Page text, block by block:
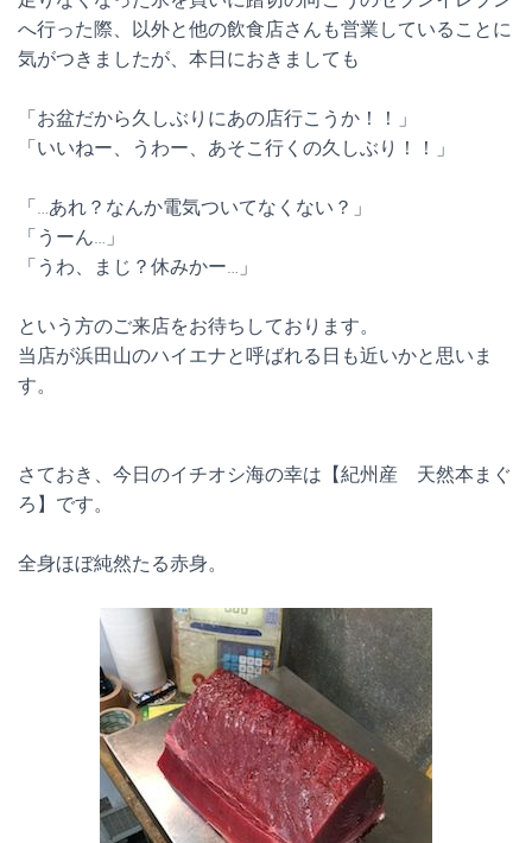
へ行った際、以外と他の飲食店さんも営業していることに
気がつきましたが、本日におきましても
「お盆だから久しぶりにあの店行こうか！！」
「いいねー、うわー、あそこ行くの久しぶり！！」
「…あれ？なんか電気ついてなくない？」
「うーん…」
「うわ、まじ？休みかー…」
という方のご来店をお待ちしております。
当店が浜田山のハイエナと呼ばれる日も近いかと思いま
す。
さておき、今日のイチオシ海の幸は【紀州産 天然本まぐ
ろ】です。
全身ほぼ純然たる赤身。